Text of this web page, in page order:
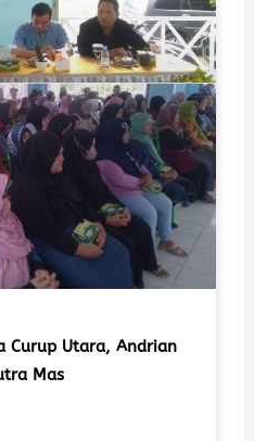
Curup Utara, Andrian
Mas